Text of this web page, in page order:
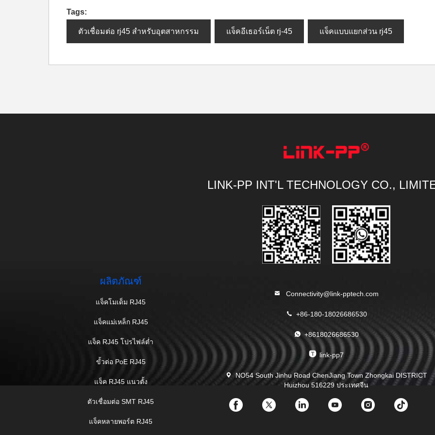
Tags:
ตัวเชื่อมต่อ rj45 สำหรับอุตสาหกรรม แจ็คอีเธอร์เน็ต rj-45 แจ็คแบบแยกส่วน rj45
LINK-PP INT'L TECHNOLOGY CO.,
ผลิตภัณฑ์
แจ็คโมเด็ม RJ45
แจ็คแม่เหล็ก RJ45
แจ็ค RJ45 โปรไฟล์ต่ำ
ขั้วต่อ PoE RJ45
แจ็ค RJ45 แนวตั้ง
ตัวเชื่อมต่อ SMT RJ45
แจ็คหลายพอร์ต RJ45
Connectivity@link-pptech.com
+86-180-18026686530
+8618026686530
link-pp7
NO54 South Jinhu Road ChenJiang Town Zhongkai DISTRICT
Huizhou 516229 ประเทศจีน